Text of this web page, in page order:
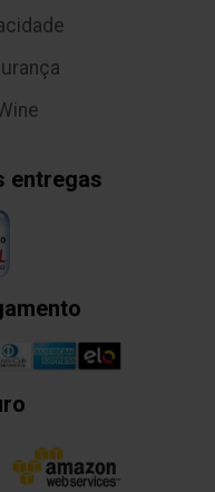
entregas